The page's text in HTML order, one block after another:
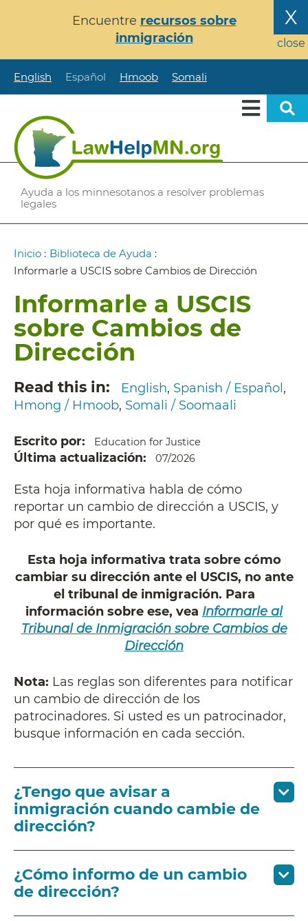
principal
X
close
Encuentre recursos sobre
inmigración
English Español Hmoob Somali
Ayuda a los minnesotanos a resolver problemas
legales
Ruta
de
Inicio : Biblioteca de Ayuda :
Informarle a USCIS sobre Cambios de Dirección
Informarle a USCIS
sobre Cambios de
Dirección
Read this in English Spanish / Español
Hmong / Hmoob Somali / Soomaali
Escrito por Education for Justice
Última actualización 07/2026
Esta hoja informativa habla de cómo
reportar un cambio de dirección a USCIS, y
por qué es importante.
Esta hoja informativa trata sobre cómo
cambiar su dirección ante el USCIS, no ante
el tribunal de inmigración. Para
información sobre ese, vea Informarle al
Tribunal de Inmigración sobre Cambios de
Dirección
Nota: Las reglas son diferentes para notificar
un cambio de dirección de los
patrocinadores. Si usted es un patrocinador,
busque información en cada sección.
¿Tengo que avisar a
inmigración cuando cambie de
dirección?
¿Cómo informo de un cambio
de dirección?